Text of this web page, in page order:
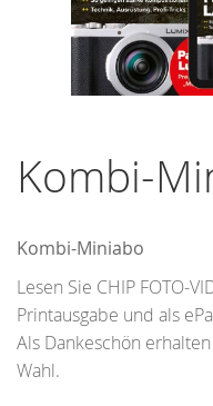
der
Bildergalerie
Kombi-
Kombi-Miniabo
Lesen Sie CHIP FOTO-
Printausgabe und als
Als Dankeschön
Wahl.